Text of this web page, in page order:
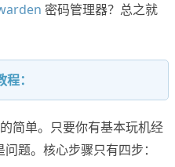
密码管理器？总之就
：
简单。只要你有基本玩机经
题。核心步骤只有四步：